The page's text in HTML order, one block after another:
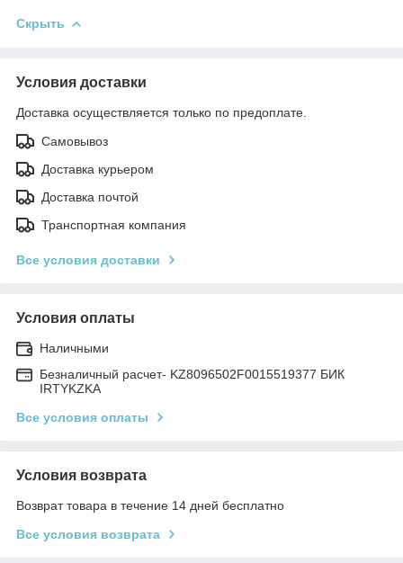
Скрыть
Условия доставки
Доставка осуществляется только по предоплате.
Самовывоз
Доставка курьером
Доставка почтой
Транспортная компания
Все условия доставки
Условия оплаты
Наличными
Безналичный расчет- KZ8096502F0015519377 БИК
IRTYKZKA
Все условия оплаты
Условия возврата
Возврат товара в течение 14 дней бесплатно
Все условия возврата